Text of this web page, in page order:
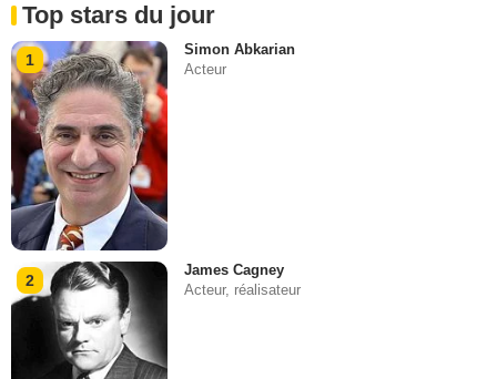
Top stars du jour
1
Simon Abkarian
Acteur
2
James Cagney
Acteur, réalisateur